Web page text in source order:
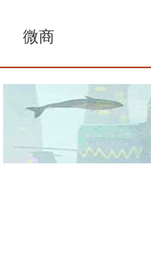
微商